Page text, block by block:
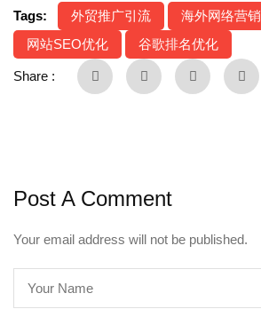
Tags: 外贸推广引流
海外网络营销
网站SEO优化
谷歌排名优化
Share :
Post A Comment
Your email address will not be published.